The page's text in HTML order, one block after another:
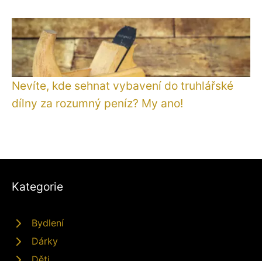
Nevíte, kde sehnat vybavení do truhlářské
dílny za rozumný peníz? My ano!
Kategorie
Bydlení
Dárky